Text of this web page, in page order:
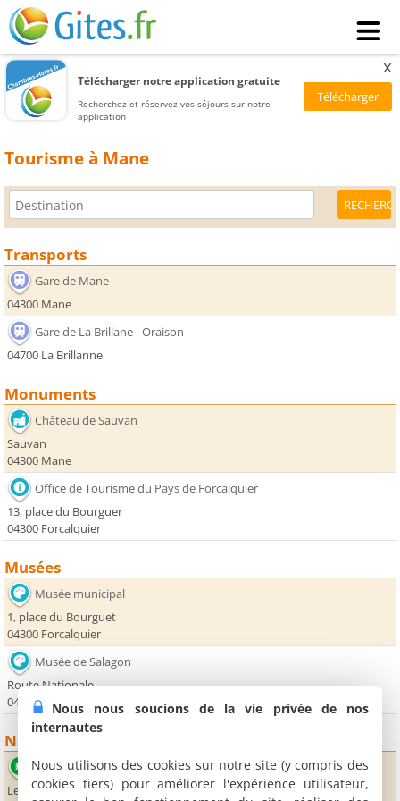
Télécharger notre application gratuite
Recherchez et réservez vos séjours sur notre
application
x
Tourisme à Mane
Transports
Gare de Mane
04300 Mane
Gare de La Brillane - Oraison
04700 La Brillanne
Monuments
Château de Sauvan
Sauvan
04300 Mane
Office de Tourisme du Pays de Forcalquier
13, place du Bourguer
04300 Forcalquier
Musées
Musée municipal
1, place du Bourguet
04300 Forcalquier
Musée de Salagon
Route Nationale
04300 Mane
Nature
Musée de Salagon
Le Prieuré
Nous nous soucions de la vie privée de nos
internautes
Nous utilisons des cookies sur notre site (y compris des
cookies tiers) pour améliorer l'expérience utilisateur,